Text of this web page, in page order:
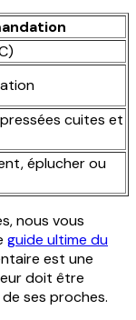
cuites et
éplucher ou
nous vous
guide ultime du
est une
doit être
ses proches.